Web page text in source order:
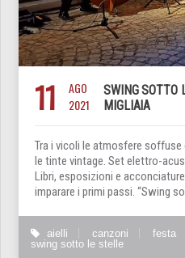
11
AGO
2021
SWING SOTTO
MIGLIAIA
Tra i vicoli le atmosfere
le tinte vintage. Set elettro-
Libri, esposizioni e
imparare i primi passi. “Swing
aielli canzoni festa
swing sotto le stelle